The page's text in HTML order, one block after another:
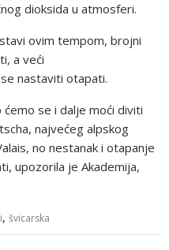
dioksida u atmosferi.
ovim tempom, brojni
a veći
nastaviti otapati.
se i dalje moći diviti
najvećeg alpskog
no nestanak i otapanje
upozorila je Akademija,
,švicarska